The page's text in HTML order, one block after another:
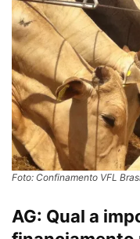
Foto: Confinamento VFL
AG: Qual a